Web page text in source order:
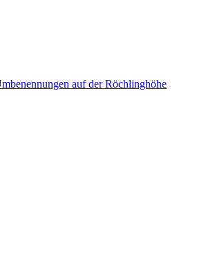
auf der Röchlinghöhe